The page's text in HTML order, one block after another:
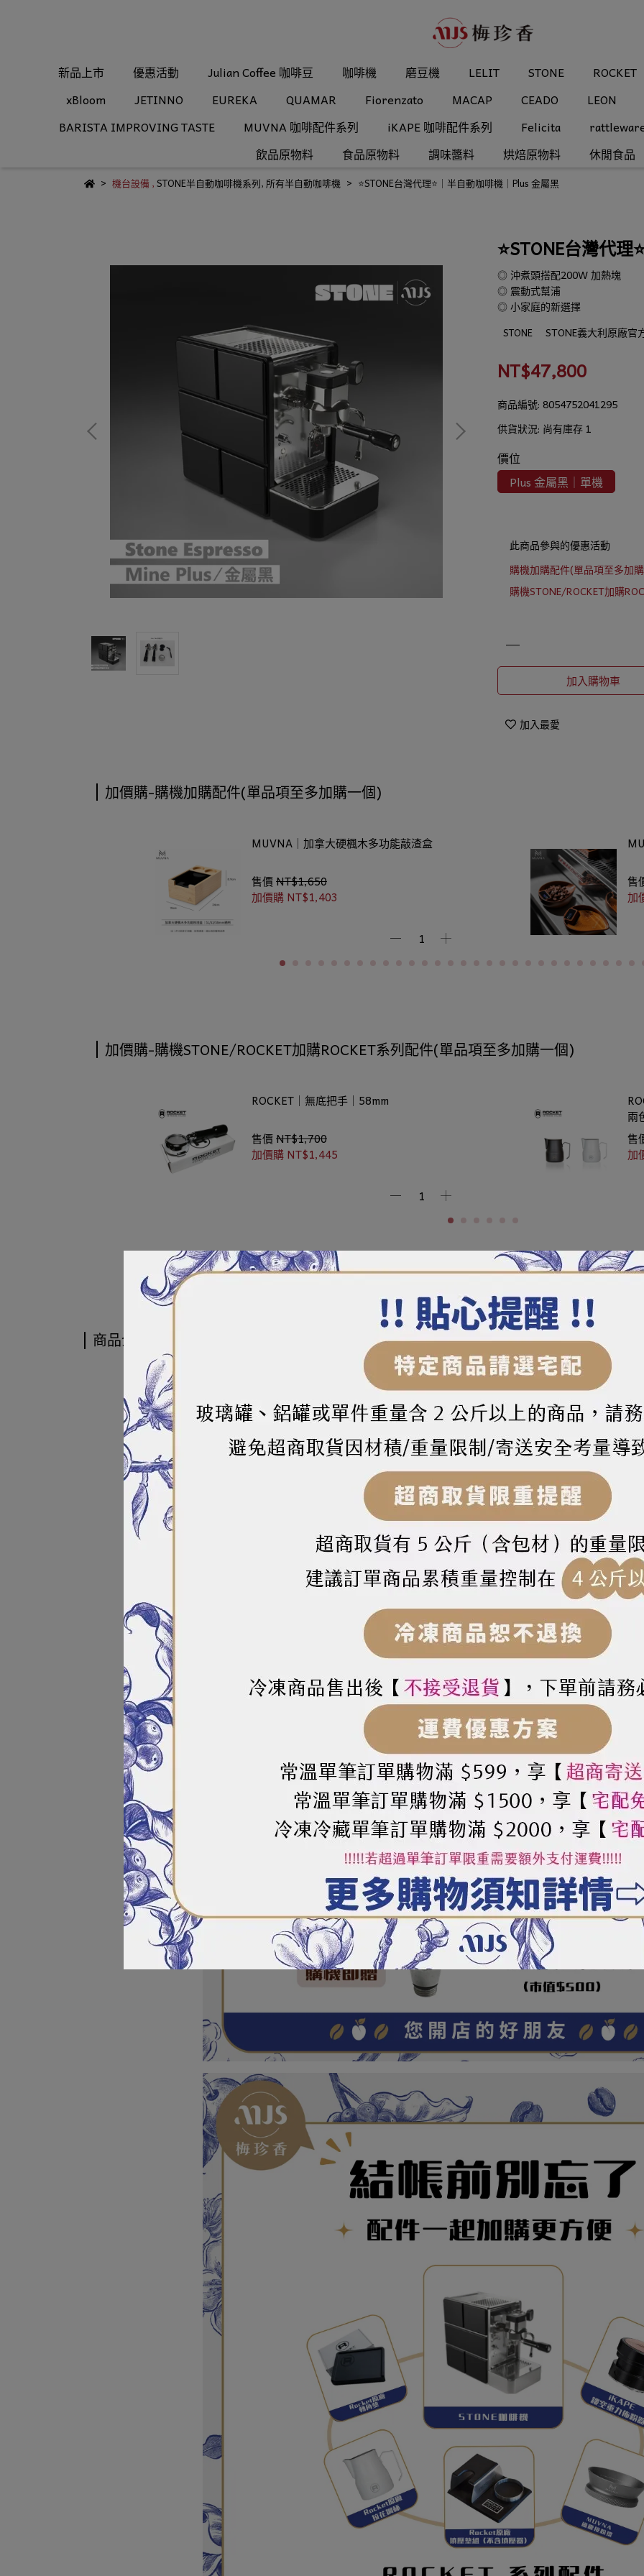
新品上市 優惠活動 Julian Coffee 咖啡豆 咖啡機 磨豆機 LELIT STONE
ROCKET
xBloom
JETINNO EUREKA QUAMAR Fiorenzato MACAP CEADO
LEON
BARISTA IMPROVING TASTE
MUVNA 咖啡配件系列 iKAPE 咖啡配件系列 Felicita
飲品原物料
食品原物料 調味醬料 烘焙原物料 休閒食品
機台設備,STONE半自動咖啡機系列, 所有半自動咖啡機 ⭐️STONE台灣代理⭐️｜半自動咖啡機｜Plus 金屬黑
⭐️STONE台灣代
◎ 沖煮頭搭配200W 加熱塊
◎ 震動式幫浦
◎ 小家庭的新選擇
STONE STONE義大利原廠官
NT$47,800
商品編號: 8054752041295
供貨狀況: 尚有庫存 1
價位
Plus 金屬黑｜單機
此商品參與的優惠活動
購機加購配件(單品項至多加
購機STONE/ROCKET加購
加入購物車
加入最愛
加價購-購機加購配件(單品項至多加購一個)
MUVNA｜加拿大硬楓木多功能敲渣盒
售價NT$1,650
加價購 NT$1,403
售
加
加價購-購機STONE/ROCKET加購ROCKET系列配件(單品項至多加購一個)
ROCKET｜無底把手｜58mm
售價NT$1,700
加價購 NT$1,445
兩
售
加
商品介紹